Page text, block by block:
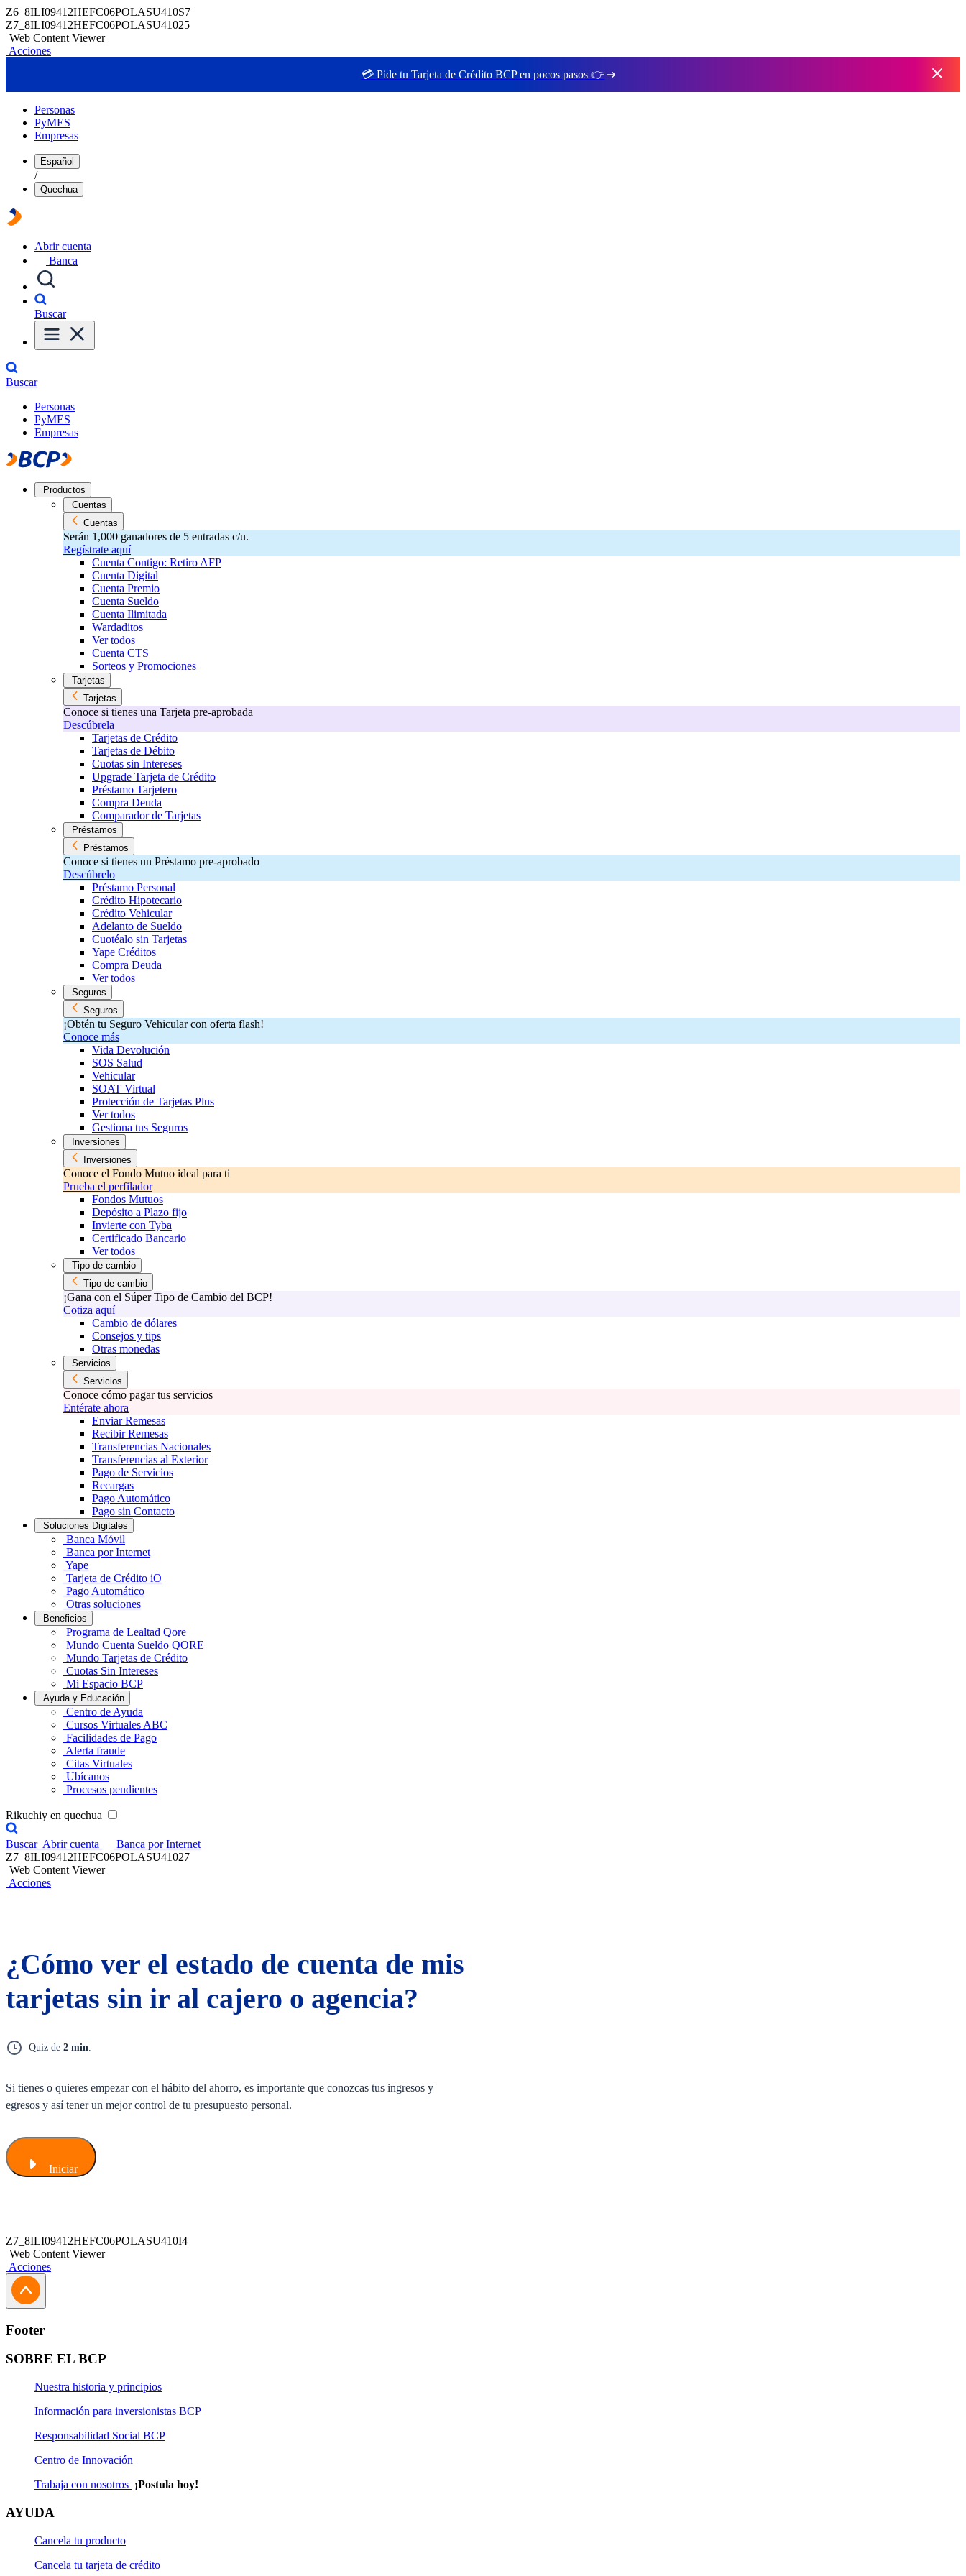
Z6_8ILI09412HEFC06POLASU410S7
Z7_8ILI09412HEFC06POLASU41025
Web Content Viewer
Acciones
💳 Pide tu Tarjeta de Crédito BCP en pocos pasos 👉
Personas
PyMES
Empresas
Español
/
Quechua
Abrir cuenta
Banca
Buscar
Buscar
Personas
PyMES
Empresas
Productos
Cuentas
Cuentas
Serán 1,000 ganadores de 5 entradas c/u.
Regístrate aquí
Cuenta Contigo: Retiro AFP
Cuenta Digital
Cuenta Premio
Cuenta Sueldo
Cuenta Ilimitada
Wardaditos
Ver todos
Cuenta CTS
Sorteos y Promociones
Tarjetas
Tarjetas
Conoce si tienes una Tarjeta pre-aprobada
Descúbrela
Tarjetas de Crédito
Tarjetas de Débito
Cuotas sin Intereses
Upgrade Tarjeta de Crédito
Préstamo Tarjetero
Compra Deuda
Comparador de Tarjetas
Préstamos
Préstamos
Conoce si tienes un Préstamo pre-aprobado
Descúbrelo
Préstamo Personal
Crédito Hipotecario
Crédito Vehicular
Adelanto de Sueldo
Cuotéalo sin Tarjetas
Yape Créditos
Compra Deuda
Ver todos
Seguros
Seguros
¡Obtén tu Seguro Vehicular con oferta flash!
Conoce más
Vida Devolución
SOS Salud
Vehicular
SOAT Virtual
Protección de Tarjetas Plus
Ver todos
Gestiona tus Seguros
Inversiones
Inversiones
Conoce el Fondo Mutuo ideal para ti
Prueba el perfilador
Fondos Mutuos
Depósito a Plazo fijo
Invierte con Tyba
Certificado Bancario
Ver todos
Tipo de cambio
Tipo de cambio
¡Gana con el Súper Tipo de Cambio del BCP!
Cotiza aquí
Cambio de dólares
Consejos y tips
Otras monedas
Servicios
Servicios
Conoce cómo pagar tus servicios
Entérate ahora
Enviar Remesas
Recibir Remesas
Transferencias Nacionales
Transferencias al Exterior
Pago de Servicios
Recargas
Pago Automático
Pago sin Contacto
Soluciones Digitales
Banca Móvil
Banca por Internet
Yape
Tarjeta de Crédito iO
Pago Automático
Otras soluciones
Beneficios
Programa de Lealtad Qore
Mundo Cuenta Sueldo QORE
Mundo Tarjetas de Crédito
Cuotas Sin Intereses
Mi Espacio BCP
Ayuda y Educación
Centro de Ayuda
Cursos Virtuales ABC
Facilidades de Pago
Alerta fraude
Citas Virtuales
Ubícanos
Procesos pendientes
Rikuchiy en quechua
Buscar Abrir cuenta
Banca por Internet
Z7_8ILI09412HEFC06POLASU41027
Web Content Viewer
Acciones
¿Cómo ver el estado de cuenta de mis
tarjetas sin ir al cajero o agencia?
Quiz de 2 min.
Si tienes o quieres empezar con el hábito del ahorro, es importante que conozcas tus ingresos y
egresos y así tener un mejor control de tu presupuesto personal.
Iniciar
Z7_8ILI09412HEFC06POLASU410I4
Web Content Viewer
Acciones
Footer
SOBRE EL BCP
Nuestra historia y principios
Información para inversionistas BCP
Responsabilidad Social BCP
Centro de Innovación
Trabaja con nosotros ¡Postula hoy!
AYUDA
Cancela tu producto
Cancela tu tarjeta de crédito